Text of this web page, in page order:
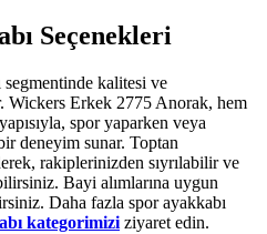
Seçenekleri
segmentinde kalitesi ve
Wickers Erkek 2775 Anorak, hem
spor yaparken veya
deneyim sunar. Toptan
rakiplerinizden sıyrılabilir ve
Bayi alımlarına uygun
Daha fazla spor ayakkabı
kategorimizi ziyaret edin.